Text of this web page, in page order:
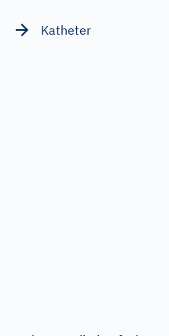
Katheter